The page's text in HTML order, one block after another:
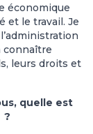
économique
et le travail. Je
connaître
leurs droits et
quelle est
?